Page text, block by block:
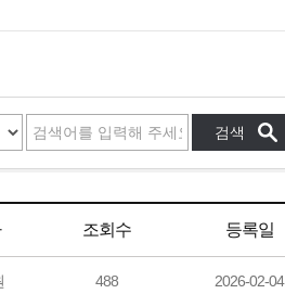
조회수 등록일
488 2026-02-04